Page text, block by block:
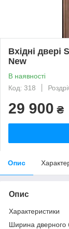
Вхідні двері
New
В наявності
Код: 318
29 900 ₴
Опис
Опис
Характеристики
Ширина дверного